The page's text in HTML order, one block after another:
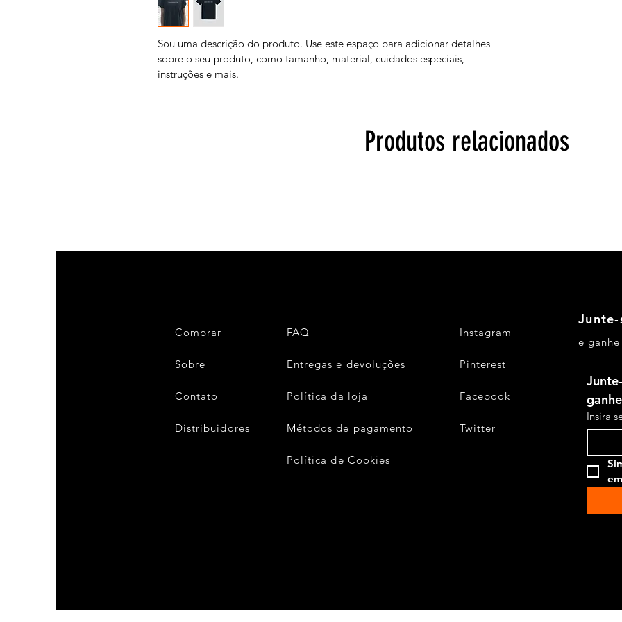
Sou uma descrição do produto. Use este espaço para adicionar detalhes
sobre o seu produto, como tamanho, material, cuidados especiais,
instruções e mais.
Produtos relacionados
Comprar
Sobre
Contato
Distribuidores
FAQ
Entregas e devoluções
Política da loja
Métodos de pagamento
Política de Cookies
Instagram
Pinterest
Facebook
Twitter
e
Insira